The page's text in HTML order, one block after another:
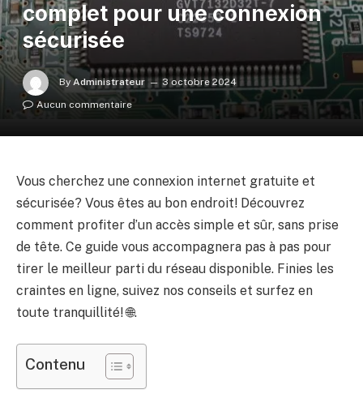
complet pour une connexion
sécurisée
By Administrateur
3 octobre 2024
Aucun commentaire
Vous cherchez une connexion internet gratuite et
sécurisée? Vous êtes au bon endroit! Découvrez
comment profiter d’un accès simple et sûr, sans prise
de tête. Ce guide vous accompagnera pas à pas pour
tirer le meilleur parti du réseau disponible. Finies les
craintes en ligne, suivez nos conseils et surfez en
toute tranquillité! 🌐.
Contenu